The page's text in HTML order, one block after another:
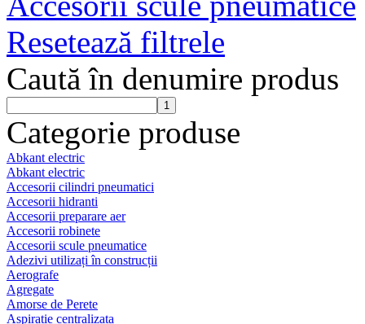
Resetează filtrele
Caută în denumire produs
Categorie produse
Abkant electric
Abkant electric
Accesorii cilindri pneumatici
Accesorii hidranti
Accesorii preparare aer
Accesorii robinete
Accesorii scule pneumatice
Adezivi utilizați în construcții
Aerografe
Agregate
Amorse de Perete
Aspiratie centralizata